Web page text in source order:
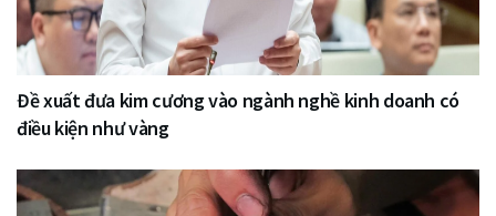
Đề xuất đưa kim cương vào ngành nghề kinh doanh có
điều kiện như vàng